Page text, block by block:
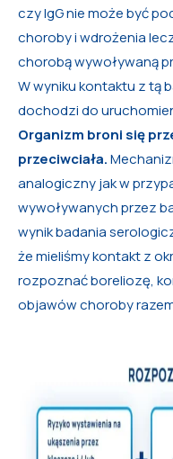
czy IgG nie może być
choroby i wdrożenia
chorobą wywoływaną
W wyniku kontaktu z tą
dochodzi do
Organizm broni się
przeciwciała.
analogiczny jak w
wywoływanych przez
wynik badania
że mieliśmy kontakt z
rozpoznać boreliozę,
objawów choroby